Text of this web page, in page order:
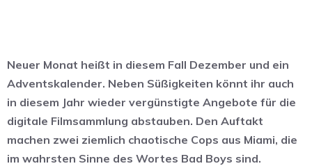
Neuer Monat heißt in diesem Fall Dezember und ein
Adventskalender. Neben Süßigkeiten könnt ihr auch
in diesem Jahr wieder vergünstigte Angebote für die
digitale Filmsammlung abstauben. Den Auftakt
machen zwei ziemlich chaotische Cops aus Miami, die
im wahrsten Sinne des Wortes Bad Boys sind.